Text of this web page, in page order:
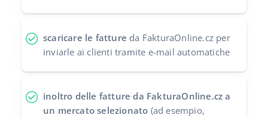
scaricare le fatture da FakturaOnline.cz per
inviarle ai clienti tramite e-mail automatiche
inoltro delle fatture da FakturaOnline.cz a
un mercato selezionato (ad esempio,